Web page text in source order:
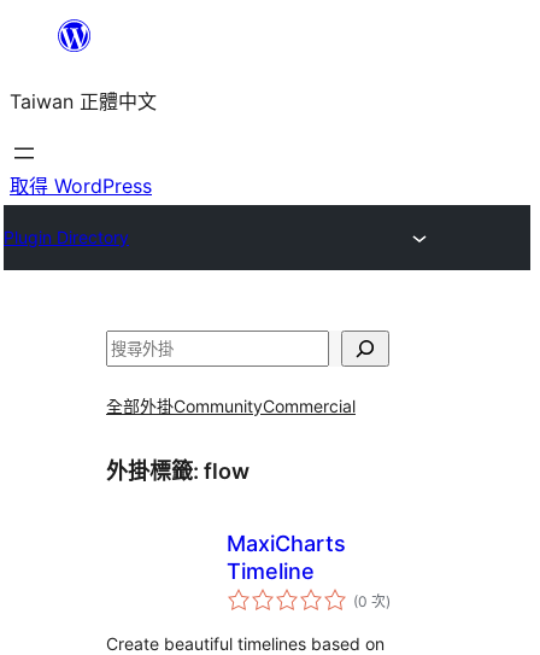
主
要
內
Taiwan 正體中文
取得 WordPress
Plugin Directory
搜
全部外掛CommunityCommercial
外掛標籤: flow
MaxiCharts
Timeline
(0 次評
分)
Create beautiful timelines based on